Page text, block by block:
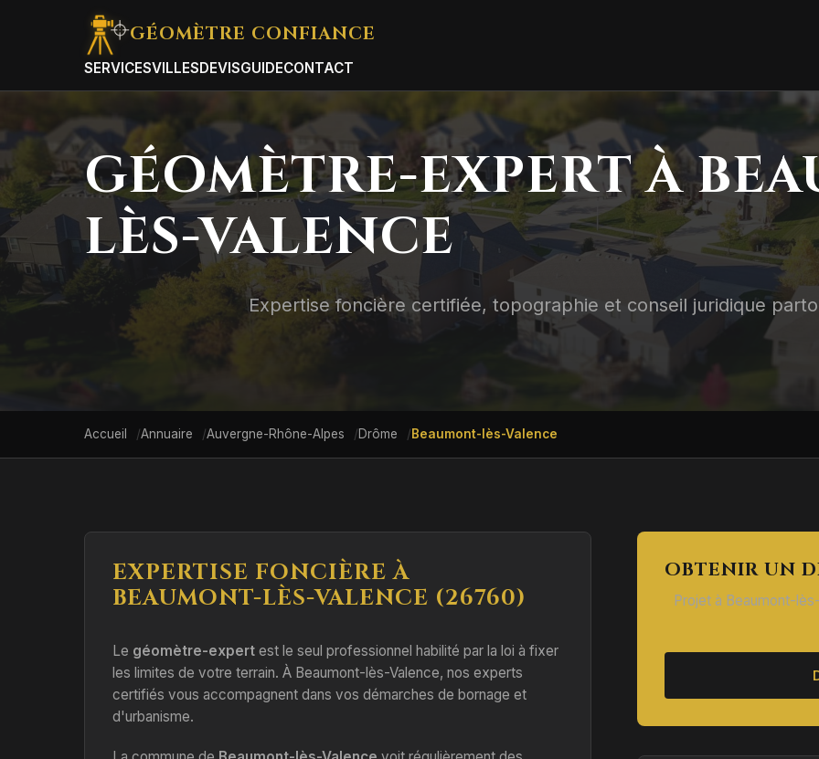
GÉOMÈTRE CONFIANCE
SERVICESVILLESDEVISGUIDECONTACT
GÉOMÈTRE-EXPERT À
LÈS-VALENCE
Expertise foncière certifiée, topographie et conseil juridique
Accueil Annuaire Auvergne-Rhône-Alpes Drôme Beaumont-lès-Valence
EXPERTISE FONCIÈRE À
BEAUMONT-LÈS-VALENCE (26760)
Le géomètre-expert est le seul professionnel habilité par la loi à fixer
les limites de votre terrain. À Beaumont-lès-Valence, nos experts
certifiés vous accompagnent dans vos démarches de bornage et
d'urbanisme.
OBTENIR UN
Projet à Beaumont-